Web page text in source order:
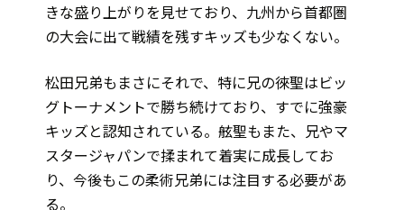
きな盛り上がりを見せており、九州から首都圏
の大会に出て戦績を残すキッズも少なくない。
松田兄弟もまさにそれで、特に兄の徠聖はビッ
グトーナメントで勝ち続けており、すでに強豪
キッズと認知されている。舷聖もまた、兄やマ
スタージャパンで揉まれて着実に成長してお
り、今後もこの柔術兄弟には注目する必要があ
る。